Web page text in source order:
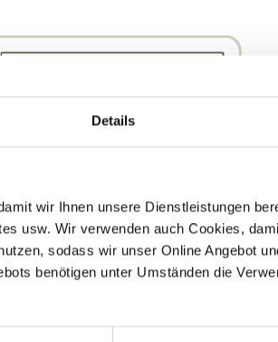
Details
wir Ihnen unsere Dienstleistungen
usw. Wir verwenden auch Cookies,
sodass wir unser Online Angebot
benötigen unter Umständen die